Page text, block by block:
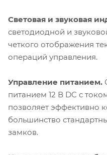
Световая и звуковая
светодиодной и
четкого отображения
операций управления.
Управление питанием.
питанием 12 В DC с
позволяет эффективно
большинство
замков.